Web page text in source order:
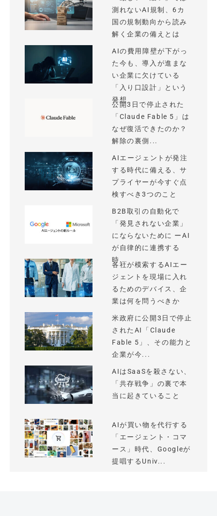
測れないAI規制、6カ
国の規制動向から読み
解く企業の備えとは
AIの費用障壁が下がっ
た今も、導入が進まな
い企業に欠けている
「入り口設計」という
発想
公開3日で停止された
「Claude Fable 5」は
なぜ復活できたのか？
解除の裏側...
AIエージェントが発注
する時代に備える、サ
プライヤーが今すぐ点
検すべき3つのこと
B2B取引の自動化で
「発見されない企業」
にならないために ーAI
が自律的に連携する
時...
各社が模索するAIエー
ジェントを現場に入れ
るためのデバイス、企
業は何を問うべきか
米政府に公開3日で停止
されたAI「Claude
Fable 5」、その能力と
企業が今...
AIはSaaSを殺さない、
「共存戦争」の裏で本
当に起きていること
AIが買い物を代行する
「エージェント・コマ
ース」時代、Googleが
提唱するUniv...